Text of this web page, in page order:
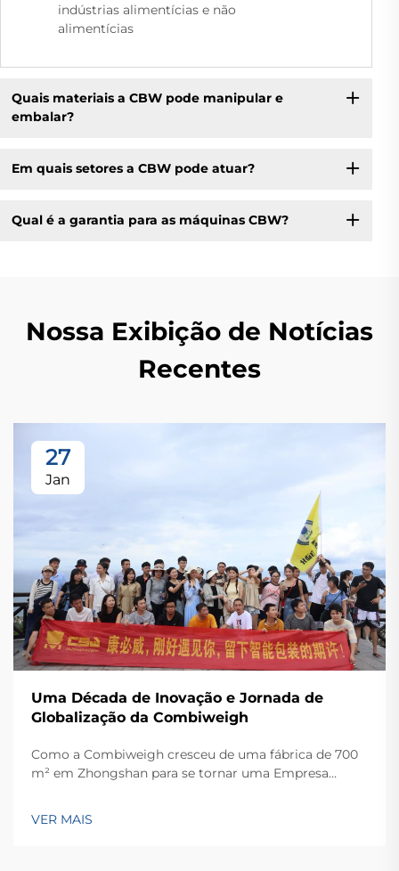
indústrias alimentícias e não
alimentícias
Quais materiais a CBW pode manipular e
embalar?
Em quais setores a CBW pode atuar?
Qual é a garantia para as máquinas CBW?
Nossa Exibição de Notícias
Recentes
27
Jan
Uma Década de Inovação e Jornada de
Globalização da Combiweigh
Como a Combiweigh cresceu de uma fábrica de 700
m² em Zhongshan para se tornar uma Empresa
pesagem — solicite ainda hoje uma consulta global
VER MAIS